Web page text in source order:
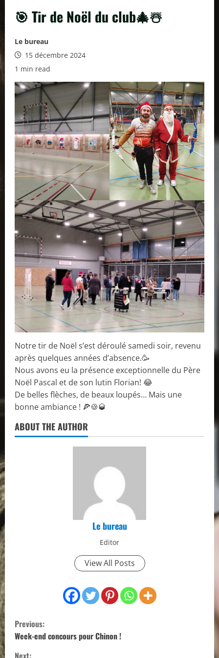
🎯 Tir de Noël du club🎄☃️
Le bureau
15 décembre 2024
1 min read
Notre tir de Noël s’est déroulé samedi soir, revenu
après quelques années d’absence.🥳
Nous avons eu la présence exceptionnelle du Père
Noël Pascal et de son lutin Florian! 😂
De belles flèches, de beaux loupés… Mais une
bonne ambiance ! 🍕🍪🥃
ABOUT THE AUTHOR
Le bureau
Editor
View All Posts
C
o
Previous:
Week-end concours pour Chinon !
Next: